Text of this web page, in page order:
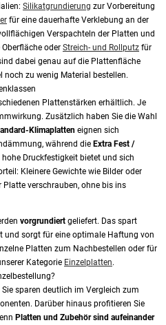
Silikatgrundierung zur Vorbereitung
für eine dauerhafte Verklebung an der
Verspachteln der Platten und
oder Streich- und Rollputz für
dabei genau auf die Plattenfläche
noch zu wenig Material bestellen.
Plattenstärken erhältlich. Je
Zusätzlich haben Sie die Wahl
Klimaplatten eignen sich
während die Extra Fest /
Druckfestigkeit bietet und sich
Kleinere Gewichte wie Bilder oder
Platte verschrauben, ohne bis ins
vorgrundiert geliefert. Das spart
und sorgt für eine optimale Haftung von
Platten zum Nachbestellen oder für
Kategorie Einzelplatten.
sparen deutlich im Vergleich zum
Darüber hinaus profitieren Sie
Platten und Zubehör sind aufeinander